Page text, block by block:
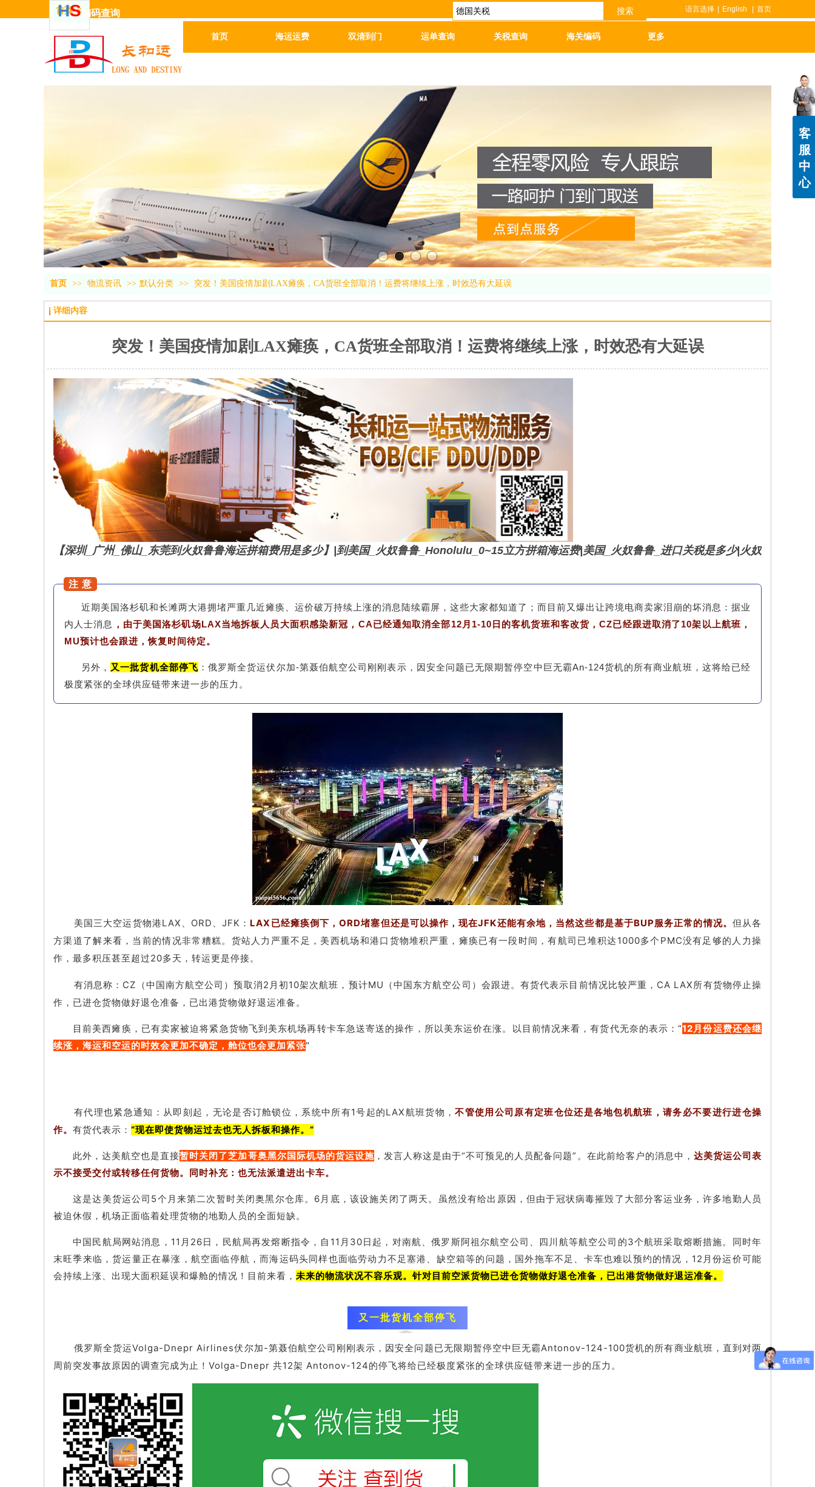
首页更多
HS编码查询 搜索
首页 海运运费 双清到门 运单查询 关税查询 海关编码 更多
语言选择 English 首页
首页 >> 物流资讯 >> 默认分类 >> 突发！美国疫情加剧LAX瘫痪，CA货班全部取消！运费将继续上涨，时效恐有大延误
详细内容
突发！美国疫情加剧LAX瘫痪，CA货班全部取消！运费将继续上涨，时效恐有大延误
【深圳_广州_佛山_东莞到火奴鲁鲁海运拼箱费用是多少】|到美国_火奴鲁鲁_Honolulu_0~15立方拼箱海运费|美国_火奴鲁鲁_进口关税是多少|火奴
注 意
近期美国洛杉矶和长滩两大港拥堵严重几近瘫痪、运价破万持续上涨的消息陆续霸屏，这些大家都知道了；而目前又爆出让跨境电商卖家泪崩的坏消息：据业
内人士消息 ，由于美国洛杉矶场LAX当地拆板人员大面积感染新冠，CA已经通知取消全部12月1-10日的客机货班和客改货，CZ已经跟进取消了10架以上航班，
MU预计也会跟进，恢复时间待定。
另外， 又一批货机全部停飞 ：俄罗斯全货运伏尔加-第聂伯航空公司刚刚表示，因安全问题已无限期暂停空中巨无霸An-124货机的所有商业航班，这将给已经
极度紧张的全球供应链带来进一步的压力。
美国三大空运货物港LAX、ORD、JFK： LAX已经瘫痪倒下，ORD堵塞但还是可以操作，现在JFK还能有余地，当然这些都是基于BUP服务正常的情况。 但从各
方渠道了解来看，当前的情况非常糟糕。货站人力严重不足，美西机场和港口货物堆积严重，瘫痪已有一段时间，有航司已堆积达1000多个PMC没有足够的人力操
作，最多积压甚至超过20多天，转运更是停接。
有消息称： CZ（中国南方航空公司）预取消2月初10架次航班，预计MU （中国东方航空公司）会跟进。有货代表示目前情况比较严重，CA LAX所有货物停止操
作，已进仓货物做好退仓准备，已出港货物做好退运准备。
目前美西瘫痪，已有卖家被迫将紧急货物飞到美东机场再转卡车急送寄送的操作，所以美东运价在涨。以目前情况来看，有货代无奈的表示：“12月份运费还会继
续涨，海运和空运的时效会更加不确定，舱位也会更加紧张"
有代理也紧急通知：从即刻起，无论是否订舱锁位，系统中所有1号起的LAX航班货物，不管使用公司原有定班仓位还是各地包机航班，请务必不要进行进仓操
作。 有货代表示： “现在即使货物运过去也无人拆板和操作。”
此外，达美航空也是直接暂时关闭了芝加哥奥黑尔国际机场的货运设施，发言人称这是由于“不可预见的人员配备问题”。在此前给客户的消息中， 达美货运公司表
示不接受交付或转移任何货物。同时补充：也无法派遣进出卡车。
这是达美货运公司5个月来第二次暂时关闭奥黑尔仓库。6月底，该设施关闭了两天。虽然没有给出原因，但由于冠状病毒摧毁了大部分客运业务，许多地勤人员
被迫休假，机场正面临着处理货物的地勤人员的全面短缺。
中国民航局网站消息，11月26日，民航局再发熔断指令，自11月30日起，对南航、俄罗斯阿祖尔航空公司、四川航等航空公司的3个航班采取熔断措施。同时年
末旺季来临，货运量正在暴涨，航空面临停航，而海运码头同样也面临劳动力不足塞港、缺空箱等的问题，国外拖车不足、卡车也难以预约的情况，12月份运价可能
会持续上涨、出现大面积延误和爆舱的情况！ 目前来看， 未来的物流状况不容乐观。针对目前空派货物已进仓货物做好退仓准备，已出港货物做好退运准备。
又一批货机全部停飞
俄罗斯全货运Volga-Dnepr Airlines伏尔加-第聂伯航空公司刚刚表示，因安全问题已无限期暂停空中巨无霸Antonov-124-100货机的所有商业航班，直到对两
周前突发事故原因的调查完成为止！Volga-Dnepr 共12架 Antonov-124的停飞将给已经极度紧张的全球供应链带来进一步的压力。
客
服
中
心